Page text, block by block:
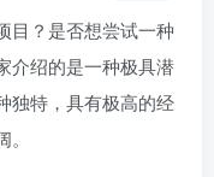
目？是否想尝试一种
介绍的是一种极具潜
特，具有极高的经